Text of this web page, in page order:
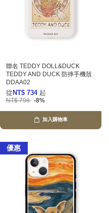
聯名 TEDDY DOLL&DUCK
TEDDY AND DUCK 防摔手機殼
DDAA02
從 NT$ 734 起
NT$ 798 -8%
加入購物車
優惠